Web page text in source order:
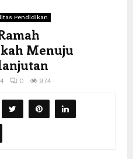
Pendidikan
Menuju
0 974